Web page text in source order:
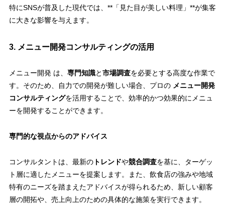
特にSNSが普及した現代では、**「見た目が美しい料理」**が集客
に大きな影響を与えます。
3. メニュー開発コンサルティングの活用
メニュー開発 は、 専門知識と市場調査を必要とする高度な作業で
す。そのため、自力での開発が難しい場合、プロの メニュー開発
コンサルティングを活用することで、効率的かつ効果的にメニュ
ーを開発することができます。
専門的な視点からのアドバイス
コンサルタントは、最新のトレンドや競合調査を基に、ターゲッ
ト層に適したメニューを提案します。また、飲食店の強みや地域
特有のニーズを踏まえたアドバイスが得られるため、新しい顧客
層の開拓や、売上向上のための具体的な施策を実行できます。